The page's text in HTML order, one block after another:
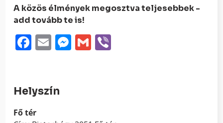
A közös élmények megosztva teljesebbek -
add tovább te is!
Facebook
EmailMessenger
Gmail
Helyszín
Fő tér